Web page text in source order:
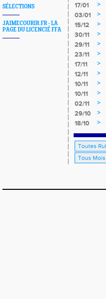
SÉLECTIONS
JAIMECOURIR.FR - LA
PAGE DU LICENCIÉ FFA
17/01
>
03/01 >
15/12
>
30/11
>
29/11
>
23/11
>
17/11
>
12/11
>
10/11
>
10/11
>
02/11
>
29/10
>
18/10 >